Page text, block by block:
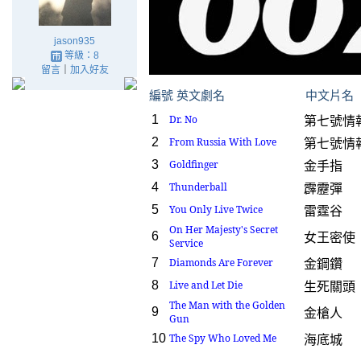
jason935
等級：8
留言｜ 加入好友
編號 英文劇名 中文
1
Dr. No
第七號情
2
From Russia With Love
第七號情
3
Goldfinger
金手指
4
Thunderball
霹靂彈
5
You Only Live Twice
雷霆谷
6
On Her Majesty's Secret
Service
女王密使
7
Diamonds Are Forever
金鋼鑽
8
Live and Let Die
生死關頭
9
The Man with the Golden
Gun
金槍人
10 The Spy Who Loved Me
海底城